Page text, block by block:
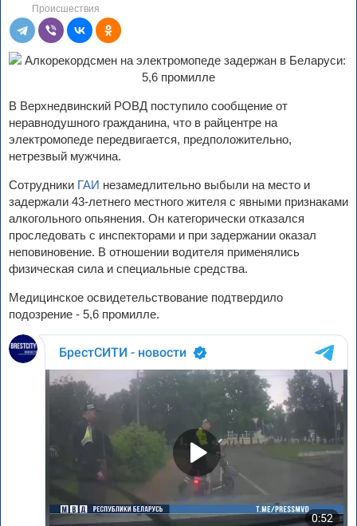
Происшествия
В Верхнедвинский РОВД поступило сообщение от
неравнодушного гражданина, что в райцентре на
электромопеде передвигается, предположительно,
нетрезвый мужчина.
Сотрудники ГАИ незамедлительно выбыли на место и
задержали 43-летнего местного жителя с явными признаками
алкогольного опьянения. Он категорически отказался
проследовать с инспекторами и при задержании оказал
неповиновение. В отношении водителя применялись
физическая сила и специальные средства.
Медицинское освидетельствование подтвердило
подозрение - 5,6 промилле.